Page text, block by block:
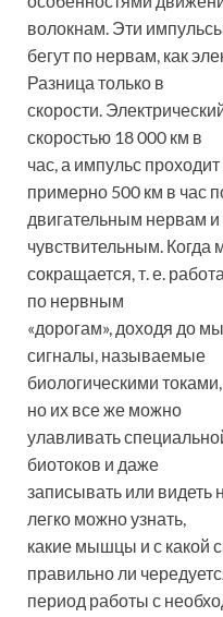
волокнам. Эти
бегут по нервам, как
Разница только в
скорости.
скоростью 18 000 км в
час, а импульс
примерно 500 км в час
двигательным нервам и
чувствительным.
сокращается, т. е.
по нервным
«дорогам», доходя до
сигналы, называемые
биологическими
но их все же можно
улавливать
биотоков и даже
записывать или видеть
легко можно узнать,
какие мышцы и с какой
правильно ли
период работы с